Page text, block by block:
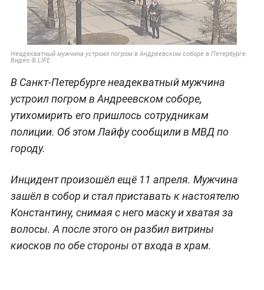
Неадекватный мужчина устроил погром в Андреевском соборе в Петербурге.
Видео © LIFE
В Санкт-Петербурге неадекватный мужчина
устроил погром в Андреевском соборе,
утихомирить его пришлось сотрудникам
полиции. Об этом Лайфу сообщили в МВД по
городу.
Инцидент произошёл ещё 11 апреля. Мужчина
зашёл в собор и стал приставать к настоятелю
Константину, снимая с него маску и хватая за
волосы. А после этого он разбил витрины
киосков по обе стороны от входа в храм.